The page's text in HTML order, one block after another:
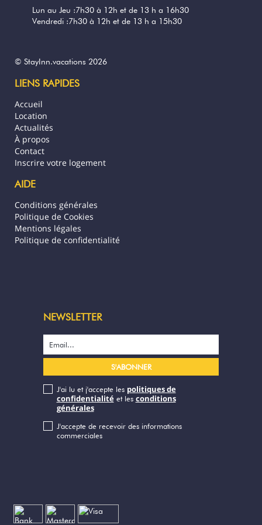
Lun au Jeu :7h30 à 12h et de 13 h a 16h30
Vendredi :7h30 à 12h et de 13 h a 15h30
© StayInn.vacations 2026
LIENS RAPIDES
Accueil
Location
Actualités
À propos
Contact
Inscrire votre logement
AIDE
Conditions générales
Politique de Cookies
Mentions légales
Politique de confidentialité
NEWSLETTER
J'ai lu et j'accepte les politiques de
confidentialitéet les conditions
générales
J'accepte de recevoir des informations
commerciales